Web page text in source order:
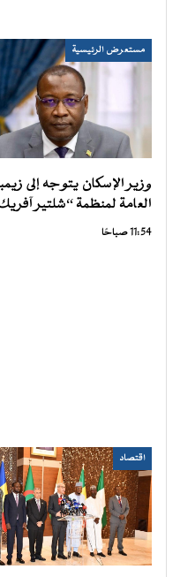
مستعرض الرئيسية
وزير الإسكان يتوجه إلى
العامة لمنظمة “شلتير
11:54 صباحًا
اقتصاد